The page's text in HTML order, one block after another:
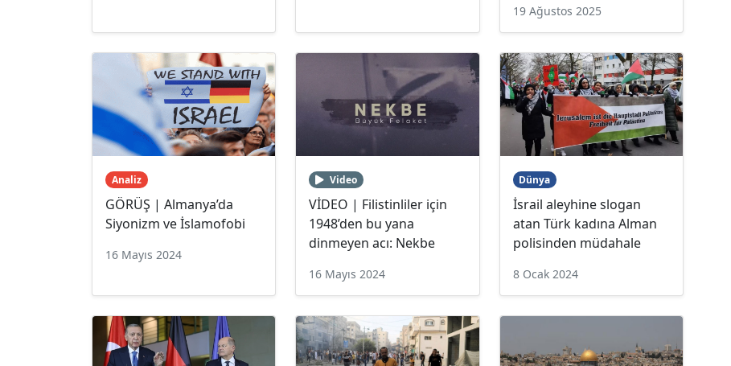
19 Ağustos 2025
Analiz
GÖRÜŞ | Almanya’da
Siyonizm ve İslamofobi
16 Mayıs 2024
Video
VİDEO | Filistinliler için
1948’den bu yana
dinmeyen acı: Nekbe
16 Mayıs 2024
Dünya
İsrail aleyhine slogan
atan Türk kadına Alman
polisinden müdahale
8 Ocak 2024